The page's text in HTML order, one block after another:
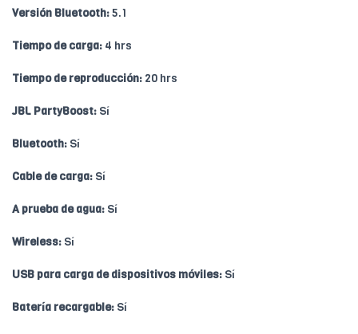
Versión Bluetooth:5.1
Tiempo de carga: 4 hrs
Tiempo de reproducción: 20 hrs
JBL PartyBoost: Sí
Bluetooth: Sí
Cable de carga: Sí
A prueba de agua: Sí
Wireless: Sí
USB para carga de dispositivos móviles: Sí
Batería recargable: Sí